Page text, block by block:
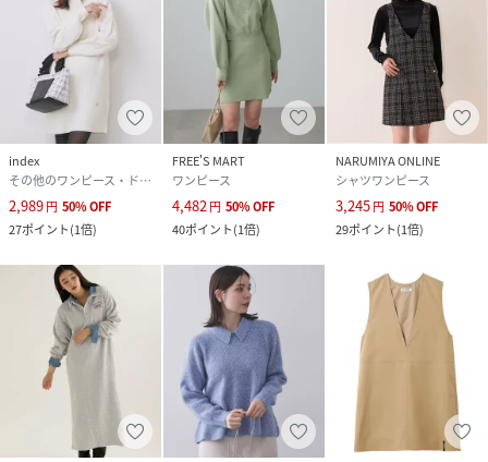
index
その他のワンピース・ドレス
2,989円 50%OFF
27ポイント(1倍)
FREE'S MART
ワンピース
4,482 円 50%OFF
40ポイント(1倍)
NARUMIYA ONLINE
シャツワンピース
3,245円 50%OFF
29ポイント(1倍)